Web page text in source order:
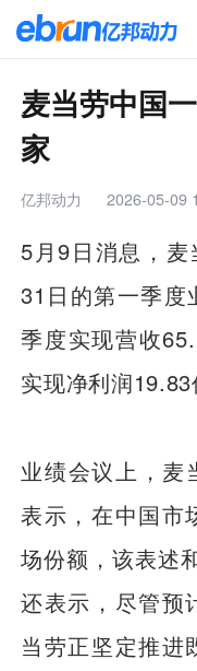
麦当劳中国
家
亿邦动力 2026-05-09
5月9日消息，麦
31日的第一季度
季度实现营收
实现净利润19.83
业绩会议上，麦
表示，在中国市
场份额，该表述
还表示，尽管预
当劳正坚定推进